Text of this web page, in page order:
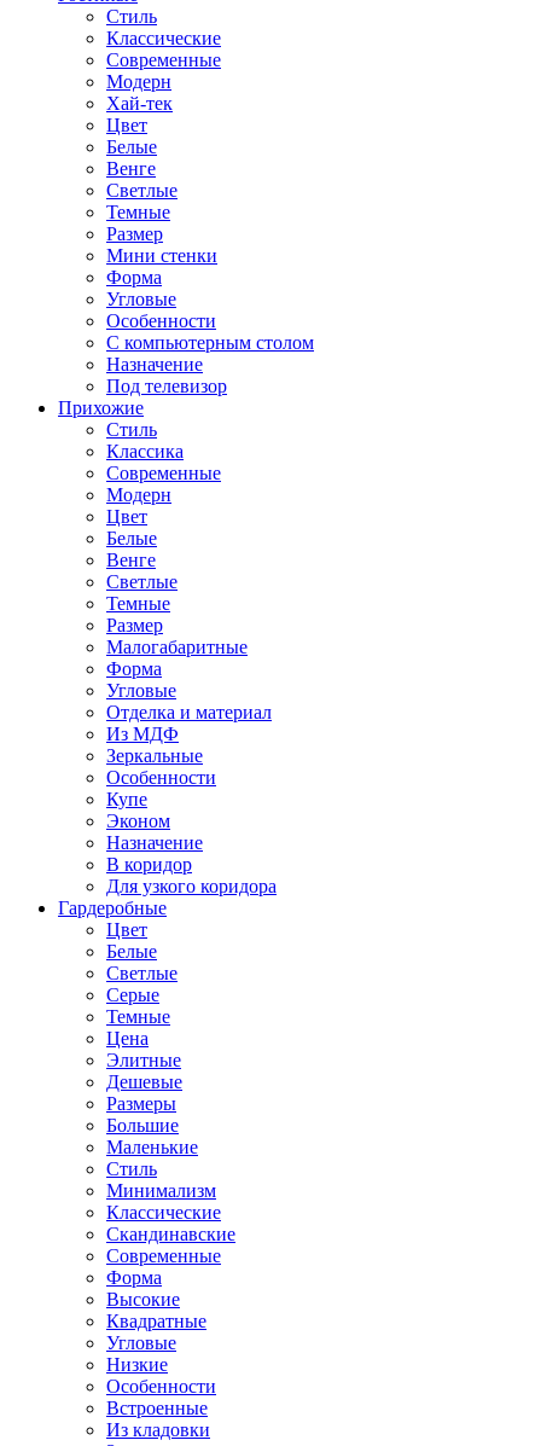
Стиль
Классические
Современные
Модерн
Хай-тек
Цвет
Белые
Венге
Светлые
Темные
Размер
Мини стенки
Форма
Угловые
Особенности
С компьютерным столом
Назначение
Под телевизор
Прихожие
Стиль
Классика
Современные
Модерн
Цвет
Белые
Венге
Светлые
Темные
Размер
Малогабаритные
Форма
Угловые
Отделка и материал
Из МДФ
Зеркальные
Особенности
Купе
Эконом
Назначение
В коридор
Для узкого коридора
Гардеробные
Цвет
Белые
Светлые
Серые
Темные
Цена
Элитные
Дешевые
Размеры
Большие
Маленькие
Стиль
Минимализм
Классические
Скандинавские
Современные
Форма
Высокие
Квадратные
Угловые
Низкие
Особенности
Встроенные
Из кладовки